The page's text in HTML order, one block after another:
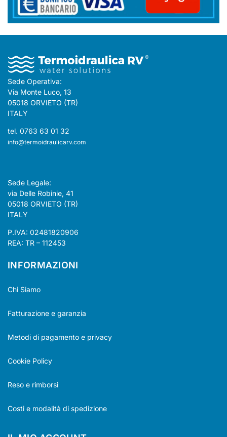
Sede Operativa:
Via Monte Luco, 13
05018 ORVIETO (TR)
ITALY
tel. 0763 63 01 32
info@termoidraulicarv.com
Sede Legale:
via Delle Robinie, 41
05018 ORVIETO (TR)
ITALY
P.IVA: 02481820906
REA: TR – 112453
INFORMAZIONI
Chi Siamo
Fatturazione e garanzia
Metodi di pagamento e privacy
Cookie Policy
Reso e rimborsi
Costi e modalità di spedizione